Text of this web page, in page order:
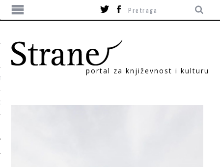
portal za književnost i kulturu